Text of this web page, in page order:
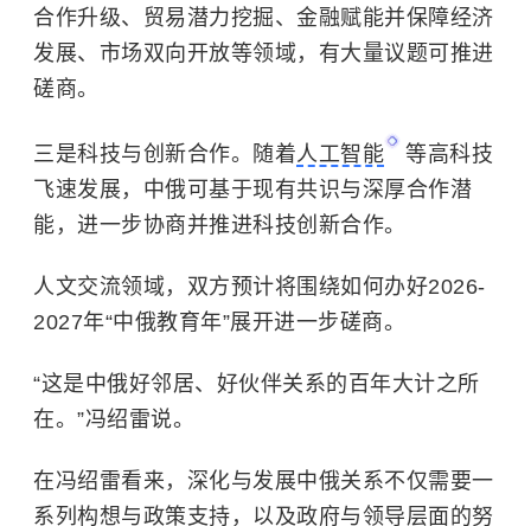
合作升级、贸易潜力挖掘、金融赋能并保障经济
发展、市场双向开放等领域，有大量议题可推进
磋商。
三是科技与创新合作。随着人工智能
等高科技
飞速发展，中俄可基于现有共识与深厚合作潜
能，进一步协商并推进科技创新合作。
‌人文交流‌领域，双方预计将围绕如何办好2026-
2027年“中俄教育年”展开进一步磋商。
“这是中俄好邻居、好伙伴关系的百年大计之所
在。”冯绍雷说。
在冯绍雷看来，深化与发展中俄关系不仅需要一
系列构想与政策支持，以及政府与领导层面的努